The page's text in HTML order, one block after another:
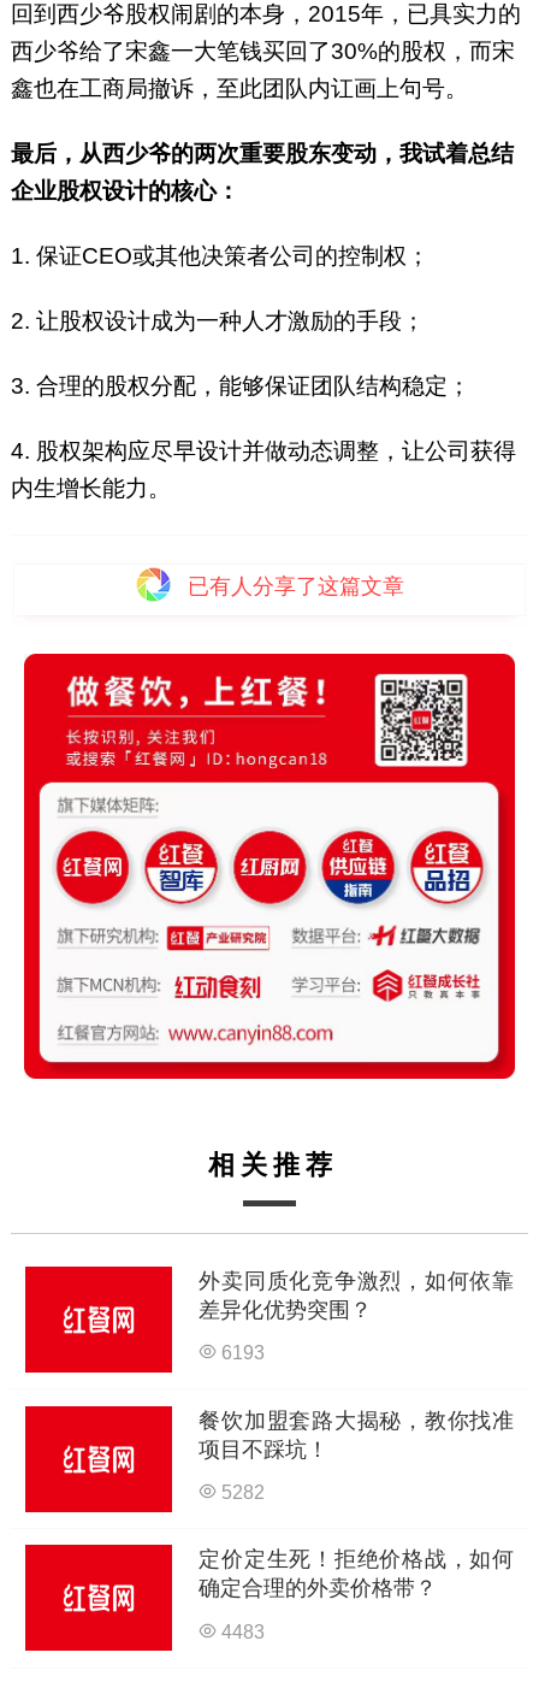
回到西少爷股权闹剧的本身，2015年，已具实力的
西少爷给了宋鑫一大笔钱买回了30%的股权，而宋
鑫也在工商局撤诉，至此团队内讧画上句号。
最后，从西少爷的两次重要股东变动，我试着总结
企业股权设计的核心：
1. 保证CEO或其他决策者公司的控制权；
2. 让股权设计成为一种人才激励的手段；
3. 合理的股权分配，能够保证团队结构稳定；
4. 股权架构应尽早设计并做动态调整，让公司获得
内生增长能力。
已有 人分享了这篇文章
相关推荐
外卖同质化竞争激烈，如何依靠
差异化优势突围？
6193
餐饮加盟套路大揭秘，教你找准
项目不踩坑！
5282
定价定生死！拒绝价格战，如何
确定合理的外卖价格带？
4483